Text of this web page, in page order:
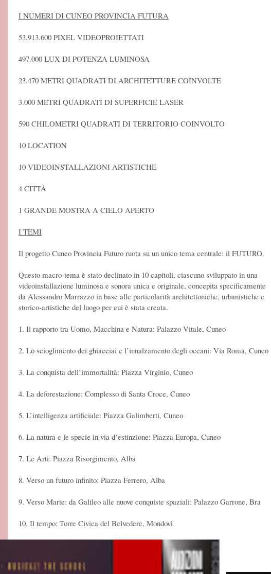
I NUMERI DI CUNEO PROVINCIA FUTURA
53.913.600 PIXEL VIDEOPROIETTATI
497.000 LUX DI POTENZA LUMINOSA
23.470 METRI QUADRATI DI ARCHITETTURE COINVOLTE
3.000 METRI QUADRATI DI SUPERFICIE LASER
590 CHILOMETRI QUADRATI DI TERRITORIO COINVOLTO
10 LOCATION
10 VIDEOINSTALLAZIONI ARTISTICHE
4 CITTÀ
1 GRANDE MOSTRA A CIELO APERTO
I TEMI
Il progetto Cuneo Provincia Futuro ruota su un unico tema centrale: il FUTURO.
Questo macro-tema è stato declinato in 10 capitoli, ciascuno sviluppato in una
videoinstallazione luminosa e sonora unica e originale, concepita specificamente
da Alessandro Marrazzo in base alle particolarità architettoniche, urbanistiche e
storico-artistiche del luogo per cui è stata creata.
1. Il rapporto tra Uomo, Macchina e Natura: Palazzo Vitale, Cuneo
2. Lo scioglimento dei ghiacciai e l’innalzamento degli oceani: Via Roma, Cuneo
3. La conquista dell’immortalità: Piazza Virginio, Cuneo
4. La deforestazione: Complesso di Santa Croce, Cuneo
5. L’intelligenza artificiale: Piazza Galimberti, Cuneo
6. La natura e le specie in via d’estinzione: Piazza Europa, Cuneo
7. Le Arti: Piazza Risorgimento, Alba
8. Verso un futuro infinito: Piazza Ferrero, Alba
9. Verso Marte: da Galileo alle nuove conquiste spaziali: Palazzo Garrone, Bra
10. Il tempo: Torre Civica del Belvedere, Mondovì
1) GENERAZIONE ROBOTICA